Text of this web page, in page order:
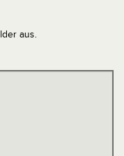
aus.